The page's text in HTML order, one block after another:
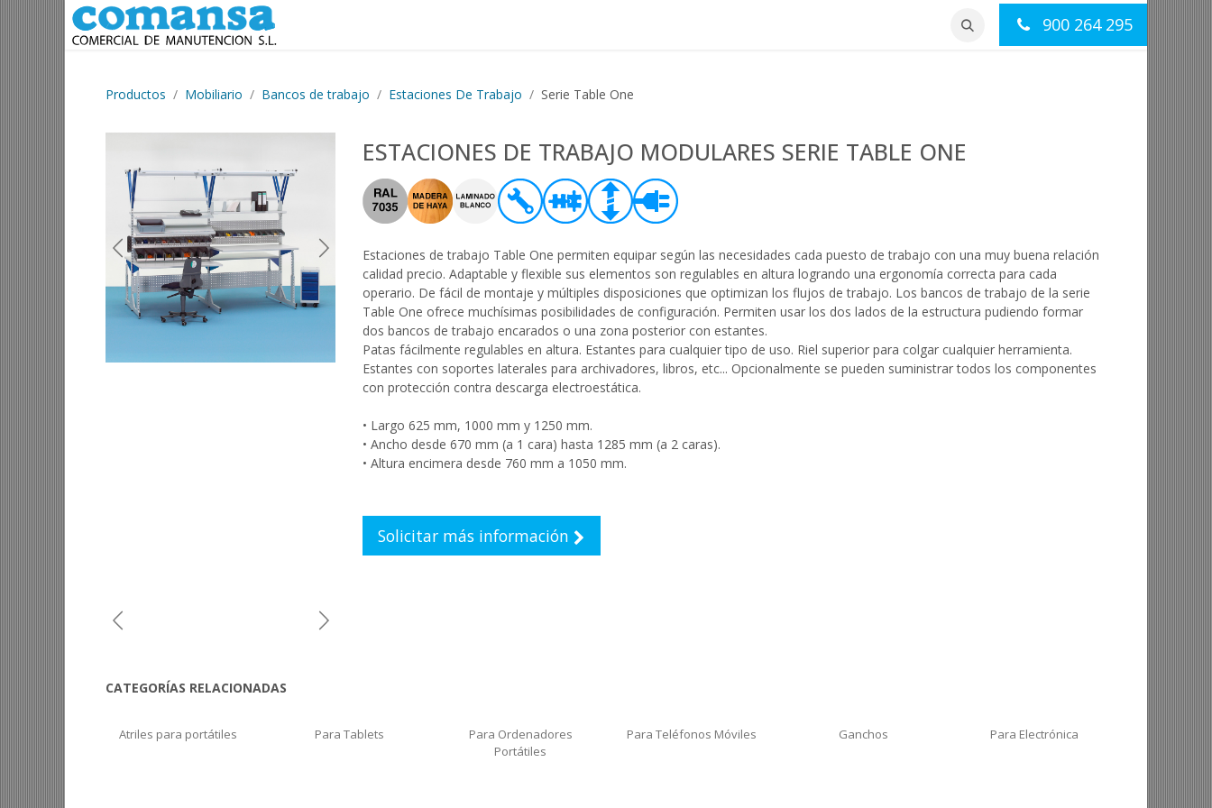
Ir al contenido
900 264 295
Productos Mobiliario Bancos de trabajo Estaciones De Trabajo Serie Table One
Previous Next
ESTACIONES DE TRABAJO MODULARES SERIE TABLE ONE
Estaciones de trabajo Table One permiten equipar según las necesidades cada puesto de trabajo con una muy buena relación
calidad precio. Adaptable y flexible sus elementos son regulables en altura logrando una ergonomía correcta para cada
operario. De fácil de montaje y múltiples disposiciones que optimizan los flujos de trabajo. Los bancos de trabajo de la serie
Table One ofrece muchísimas posibilidades de configuración. Permiten usar los dos lados de la estructura pudiendo formar
dos bancos de trabajo encarados o una zona posterior con estantes.
Patas fácilmente regulables en altura. Estantes para cualquier tipo de uso. Riel superior para colgar cualquier herramienta.
Estantes con soportes laterales para archivadores, libros, etc... Opcionalmente se pueden suministrar todos los componentes
con protección contra descarga electroestática.
• Largo 625 mm, 1000 mm y 1250 mm.
• Ancho desde 670 mm (a 1 cara) hasta 1285 mm (a 2 caras).
• Altura encimera desde 760 mm a 1050 mm.
Solicitar más información
Previous Next
CATEGORÍAS RELACIONADAS
Atriles para portátiles Para Tablets
Para Ordenadores
Portátiles
Para Teléfonos Móviles Ganchos Para Electrónica